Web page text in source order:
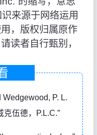
来源于网络运用
，版权归属原作
读者自行甄别，
Wedgewood, P. L.
克伍德，P.L.C.”